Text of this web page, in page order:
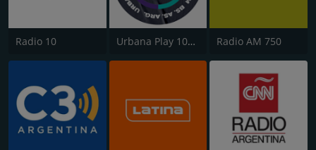
Radio 10 Urbana Play 104.3 FM Radio AM 750